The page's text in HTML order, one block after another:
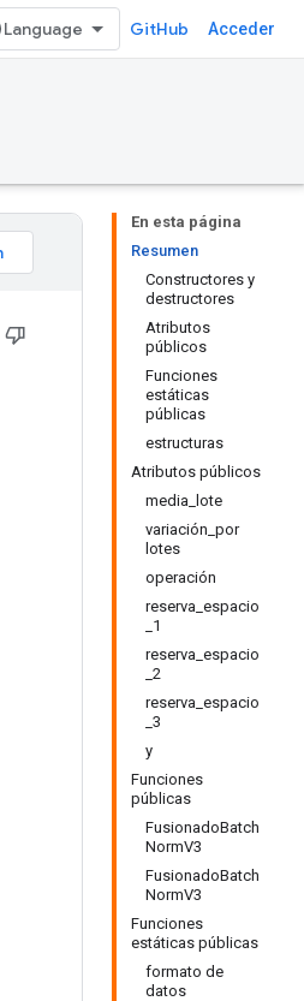
GitHub Acceder
En esta página
Resumen
Constructores y
destructores
Atributos
públicos
Funciones
estáticas
públicas
estructuras
Atributos públicos
media_lote
variación_por
lotes
operación
reserva_espacio
_1
reserva_espacio
_2
reserva_espacio
_3
y
Funciones
públicas
FusionadoBatch
NormV3
FusionadoBatch
NormV3
Funciones
estáticas públicas
formato de
datos